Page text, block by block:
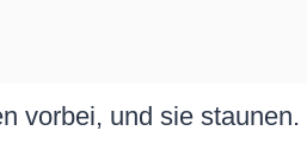
vorbei, und sie